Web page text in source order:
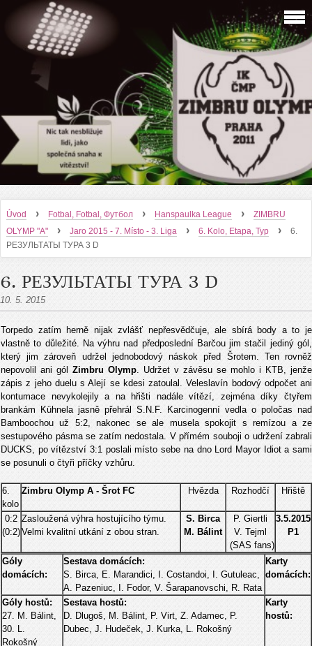
Úvod › Fotbal, Fotbal, Футбол › Hanspaulka League ›
ZIMBRU
OLYMP "A"
› Jaro 2015 - 7. Místo - 3. Liga › 6. Kolo, Etapa, Тур ›
6.
РЕЗУЛЬТАТЫ ТУРА 3 D
6. РЕЗУЛЬТАТЫ ТУРА 3 D
10. 5. 2015
Torpedo zatím herně nijak zvlášť nepřesvědčuje, ale sbírá body a to je
vlastně to důležité. Na výhru nad předposlední Barčou jim stačil jediný gól,
který jim zároveň udržel jednobodový náskok před Šrotem. Ten rovněž
nepovolil ani gól Zimbru Olymp. Udržet v závěsu se mohlo i KTB, jenže
zápis z jeho duelu s Alejí se kdesi zatoulal. Veleslavín bodový odpočet ani
kontumace nevykolejily a na hřišti nadále vítězí, zejména díky čtyřem
brankám Kühnela jasně přehrál S.N.F. Karcinogenní vedla o poločas nad
Bamboochou už 5:2, nakonec se ale musela spokojit s remízou a ze
sestupového pásma se zatím nedostala. V přímém souboji o udržení zabrali
DUCKS, po vítězství 3:1 poslali místo sebe na dno Lord Mayor Idiot a sami
se posunuli o čtyři příčky vzhůru.
6.
kolo
Zimbru Olymp A - Šrot FC Hvězda Rozhodčí Hřiště
0:2
(0:2)
Zasloužená výhra hostujícího týmu.
Velmi kvalitní utkání z obou stran.
S. Birca
M. Bálint
P. Giertli
V. Tejml
(SAS fans)
3.5.2015
P1
Góly
domácích:
Sestava domácích:
S. Birca, E. Marandici, I. Costandoi, I. Gutuleac,
A. Pazeniuc, I. Fodor, V. Šarapanovschi, R. Rata
Karty
domácích:
Góly hostů:
27. M. Bálint,
30. L.
Rokošný
Sestava hostů:
D. Dlugoš, M. Bálint, P. Virt, Z. Adamec, P.
Dubec, J. Hudeček, J. Kurka, L. Rokošný
Karty
hostů: